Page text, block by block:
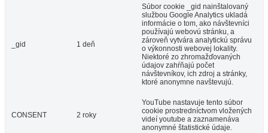
_gid 1 deň
Súbor cookie _gid nainštalovaný
službou Google Analytics ukladá
informácie o tom, ako návštevníci
používajú webovú stránku, a
zároveň vytvára analytickú správu
o výkonnosti webovej lokality.
Niektoré zo zhromažďovaných
údajov zahŕňajú počet
návštevníkov, ich zdroj a stránky,
ktoré anonymne navštevujú.
CONSENT 2 roky
YouTube nastavuje tento súbor
cookie prostredníctvom vložených
videí youtube a zaznamenáva
anonymné štatistické údaje.